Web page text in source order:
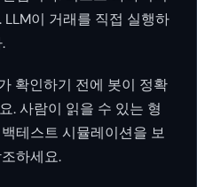
이 거래를 직접 실행하
확인하기 전에 봇이 정확
. 사람이 읽을 수 있는 형
테스트 시뮬레이션을 보
하세요.